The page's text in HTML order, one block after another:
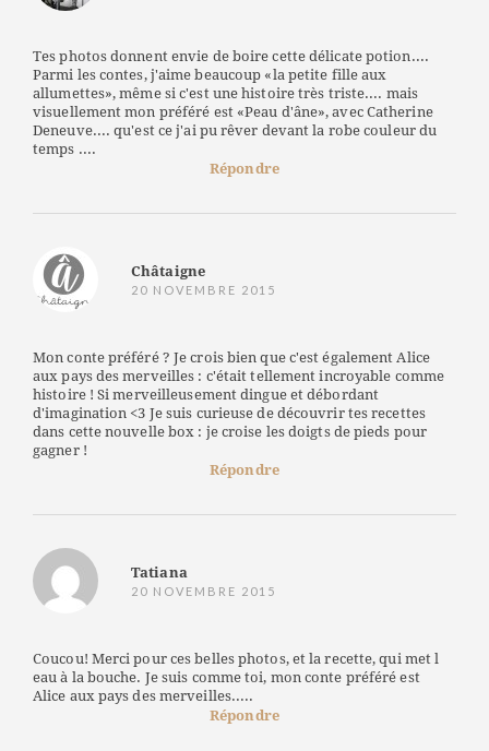
Tes photos donnent envie de boire cette délicate potion....
Parmi les contes, j'aime beaucoup «la petite fille aux
allumettes», même si c'est une histoire très triste.... mais
visuellement mon préféré est «Peau d'âne», avec Catherine
Deneuve.... qu'est ce j'ai pu rêver devant la robe couleur du
temps ....
Répondre
Châtaigne
20 NOVEMBRE 2015
Mon conte préféré ? Je crois bien que c'est également Alice
aux pays des merveilles : c'était tellement incroyable comme
histoire ! Si merveilleusement dingue et débordant
d'imagination <3 Je suis curieuse de découvrir tes recettes
dans cette nouvelle box : je croise les doigts de pieds pour
gagner !
Répondre
Tatiana
20 NOVEMBRE 2015
Coucou! Merci pour ces belles photos, et la recette, qui met l
eau à la bouche. Je suis comme toi, mon conte préféré est
Alice aux pays des merveilles.....
Répondre